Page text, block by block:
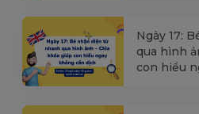
Ngày 17:
qua hình
con hiểu